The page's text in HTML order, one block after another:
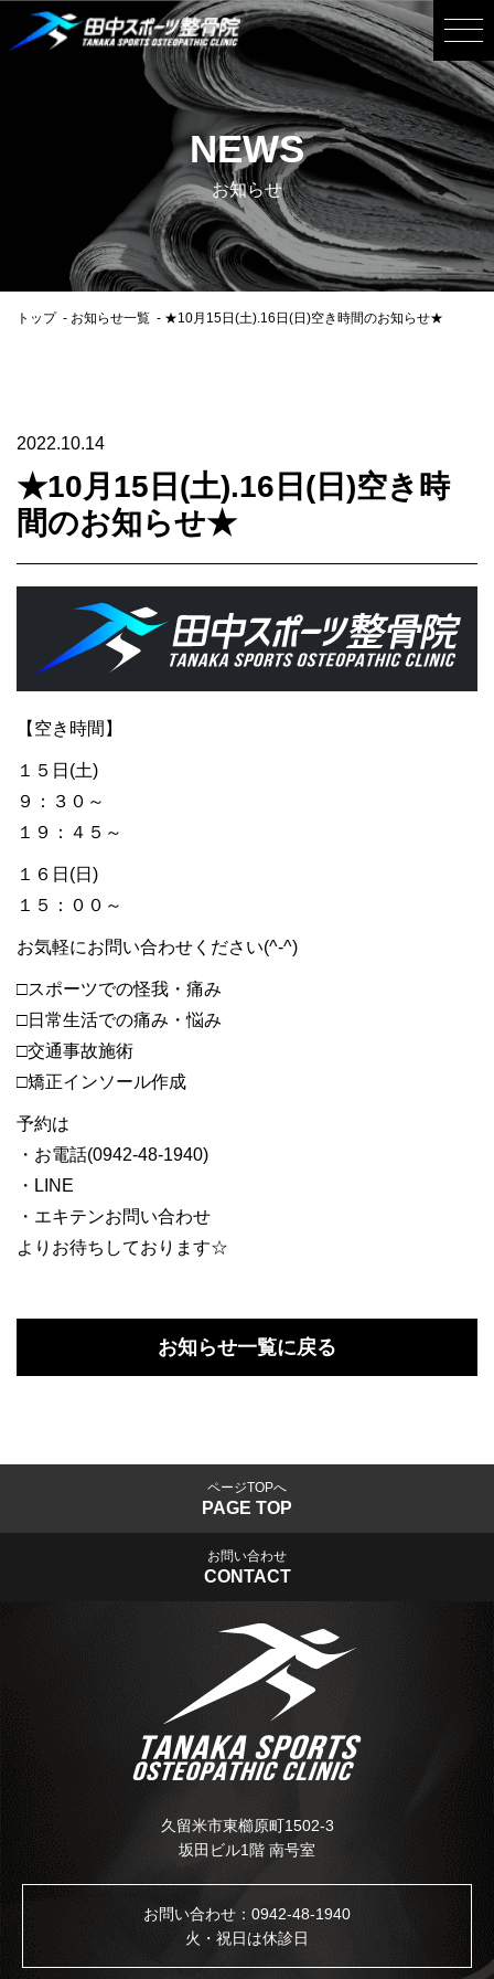
NEWS
お知らせ
トップ お知らせ一覧 ★10月15日(土).16日(日)空き時間のお知らせ★
2022.10.14
★10月15日(土).16日(日)空き時
間のお知らせ★
【空き時間】
１５日(土)
９：３０～
１９：４５～
１６日(日)
１５：００～
お気軽にお問い合わせください(^-^)
□スポーツでの怪我・痛み
□日常生活での痛み・悩み
□交通事故施術
□矯正インソール作成
予約は
・お電話(0942-48-1940)
・LINE
・エキテンお問い合わせ
よりお待ちしております☆
お知らせ一覧に戻る
ページTOPへ
PAGE TOP
お問い合わせ
CONTACT
久留米市東櫛原町1502-3
坂田ビル1階 南号室
お問い合わせ： 0942-48-1940
火・祝日は休診日